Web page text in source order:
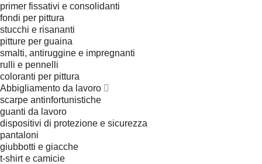
primer fissativi e consolidanti
fondi per pittura
stucchi e risananti
pitture per guaina
smalti, antiruggine e impregnanti
rulli e pennelli
coloranti per pittura
Abbigliamento da lavoro
scarpe antinfortunistiche
guanti da lavoro
dispositivi di protezione e sicurezza
pantaloni
giubbotti e giacche
t-shirt e camicie